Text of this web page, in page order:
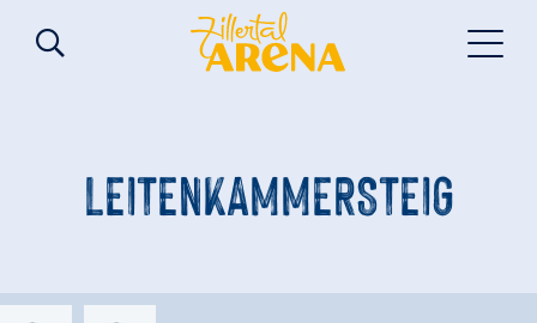
LEITENKAMMERSTEIG